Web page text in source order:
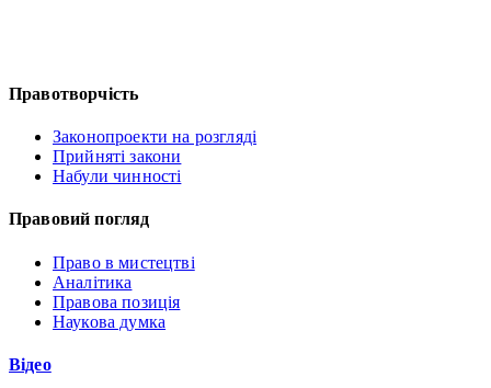
Правотворчість
Законопроекти на розгляді
Прийняті закони
Набули чинності
Правовий погляд
Право в мистецтві
Аналітика
Правова позиція
Наукова думка
Відео